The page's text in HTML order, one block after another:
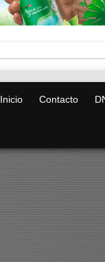
Inicio Contacto